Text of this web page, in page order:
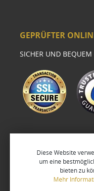
GEPRÜFTER
SICHER UND
Diese Website
um eine
bieten zu
Mehr